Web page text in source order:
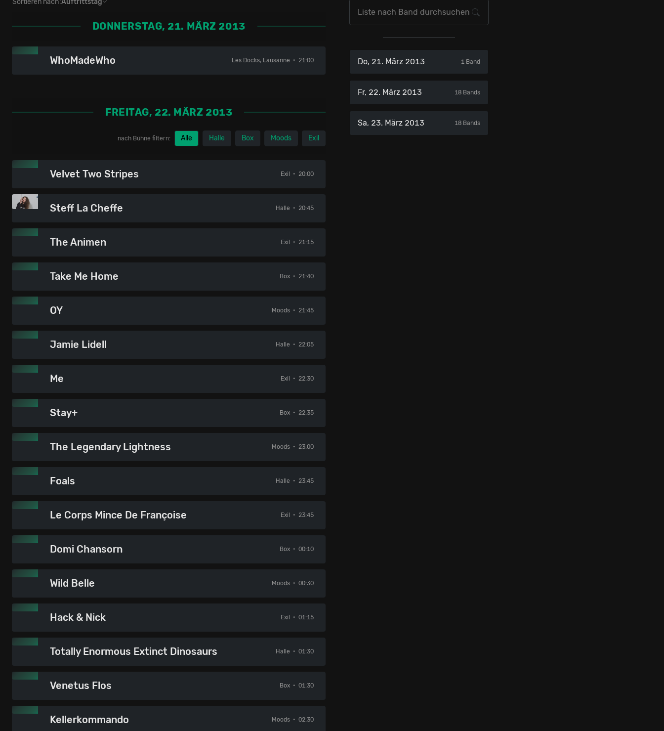
DONNERSTAG, 21. MÄRZ 2013
WhoMadeWho 21:00
Les Docks, Lausanne
FREITAG, 22. MÄRZ 2013
nach Bühne filtern: Alle Halle Box Moods Exil
Velvet Two Stripes 20:00
Exil
Steff La Cheffe 20:45
Halle
The Animen 21:15
Exil
Take Me Home 21:40
Box
OY 21:45
Moods
Jamie Lidell 22:05
Halle
Me 22:30
Exil
Stay+ 22:35
Box
The Legendary Lightness 23:00
Moods
Foals 23:45
Halle
Le Corps Mince De Françoise 23:45
Exil
Domi Chansorn 00:10
Box
Wild Belle 00:30
Moods
Hack & Nick 01:15
Exil
Totally Enormous Extinct Dinosaurs 01:30
Halle
Venetus Flos 01:30
Box
Kellerkommando 02:30
Moods
Do, 21. März 2013 1 Band
Fr, 22. März 2013 18 Bands
Sa, 23. März 2013 18 Bands